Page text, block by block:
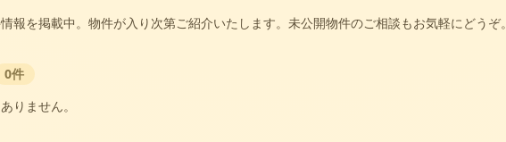
報を掲載中。 物件が入り次第ご紹介いたします。未公開物件のご相談もお気軽にどうぞ
0件
りません。